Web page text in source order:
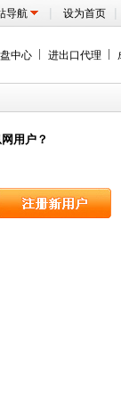
导航 | 设为首页 |
中心 进出口代理
用户？